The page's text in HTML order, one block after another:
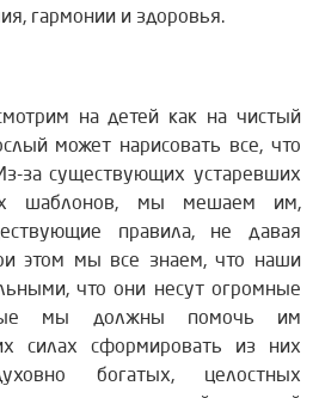
гармонии и здоровья.
на детей как на чистый
может нарисовать все, что
за существующих устаревших
шаблонов, мы мешаем им,
правила, не давая
этом мы все знаем, что наши
что они несут огромные
мы должны помочь им
силах сформировать из них
богатых, целостных